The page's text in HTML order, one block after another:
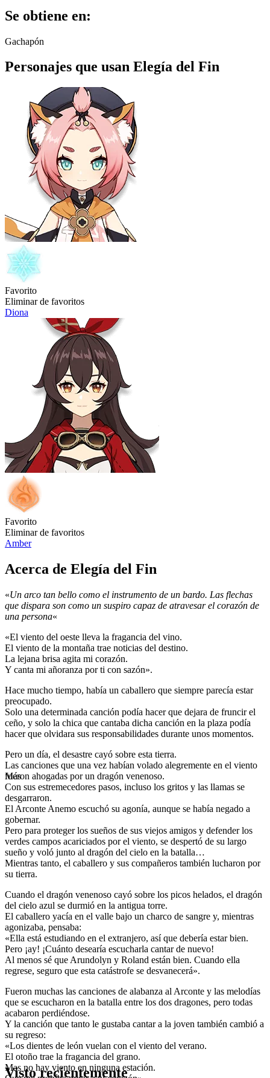
Se obtiene en:
Gachapón
Personajes que usan Elegía del Fin
Favorito
Eliminar de favoritos
Diona
Favorito
Eliminar de favoritos
Amber
Acerca de Elegía del Fin
«Un arco tan bello como el instrumento de un bardo. Las flechas
que dispara son como un suspiro capaz de atravesar el corazón de
una persona«
«El viento del oeste lleva la fragancia del vino.
El viento de la montaña trae noticias del destino.
La lejana brisa agita mi corazón.
Y canta mi añoranza por ti con sazón».
Hace mucho tiempo, había un caballero que siempre parecía estar
preocupado.
Solo una determinada canción podía hacer que dejara de fruncir el
ceño, y solo la chica que cantaba dicha canción en la plaza podía
hacer que olvidara sus responsabilidades durante unos momentos.
Pero un día, el desastre cayó sobre esta tierra.
Las canciones que una vez habían volado alegremente en el viento
fueron ahogadas por un dragón venenoso.
Con sus estremecedores pasos, incluso los gritos y las llamas se
desgarraron.
El Arconte Anemo escuchó su agonía, aunque se había negado a
gobernar.
Pero para proteger los sueños de sus viejos amigos y defender los
verdes campos acariciados por el viento, se despertó de su largo
sueño y voló junto al dragón del cielo en la batalla…
Mientras tanto, el caballero y sus compañeros también lucharon por
su tierra.
Cuando el dragón venenoso cayó sobre los picos helados, el dragón
del cielo azul se durmió en la antigua torre.
El caballero yacía en el valle bajo un charco de sangre y, mientras
agonizaba, pensaba:
«Ella está estudiando en el extranjero, así que debería estar bien.
Pero ¡ay! ¡Cuánto desearía escucharla cantar de nuevo!
Al menos sé que Arundolyn y Roland están bien. Cuando ella
regrese, seguro que esta catástrofe se desvanecerá».
Fueron muchas las canciones de alabanza al Arconte y las melodías
que se escucharon en la batalla entre los dos dragones, pero todas
acabaron perdiéndose.
Y la canción que tanto le gustaba cantar a la joven también cambió a
su regreso:
«Los dientes de león vuelan con el viento del verano.
El otoño trae la fragancia del grano.
Mas no hay viento en ninguna estación.
Más
Visto recientemente